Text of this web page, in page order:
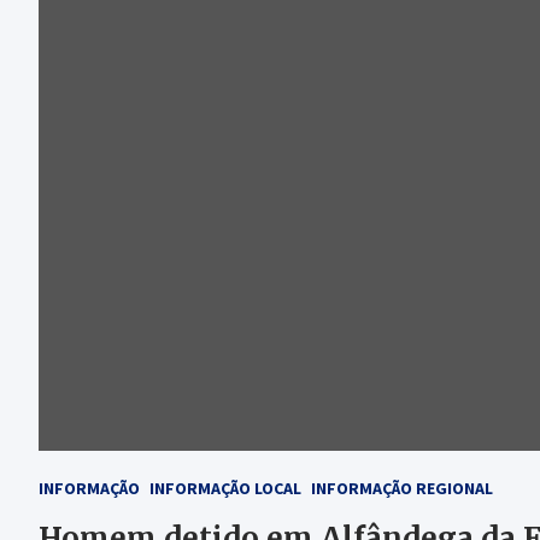
INFORMAÇÃO INFORMAÇÃO LOCAL INFORMAÇÃO REGIONAL